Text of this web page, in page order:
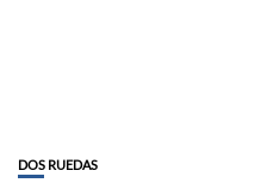
DOS RUEDAS